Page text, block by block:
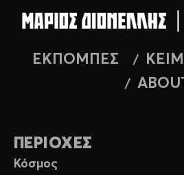
ΕΚΠΟΜΠΕΣ
ΠΕΡΙΟΧΕΣ
Κόσμος